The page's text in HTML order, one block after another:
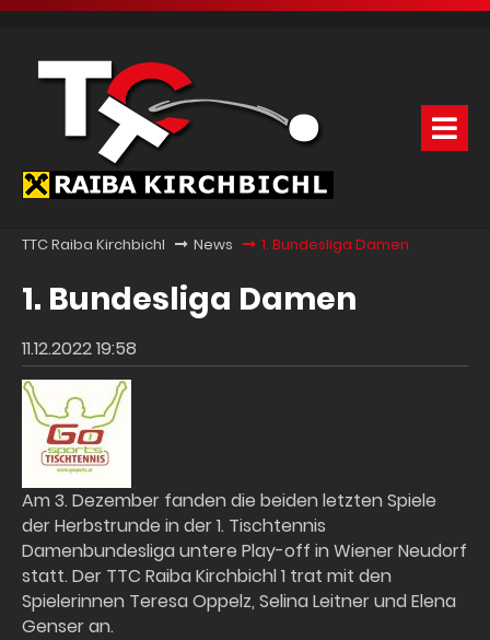
TTC Raiba Kirchbichl News 1. Bundesliga Damen
1. Bundesliga Damen
11.12.2022 19:58
Am 3. Dezember fanden die beiden letzten Spiele
der Herbstrunde in der 1. Tischtennis
Damenbundesliga untere Play-off in Wiener Neudorf
statt. Der TTC Raiba Kirchbichl 1 trat mit den
Spielerinnen Teresa Oppelz, Selina Leitner und Elena
Genser an.